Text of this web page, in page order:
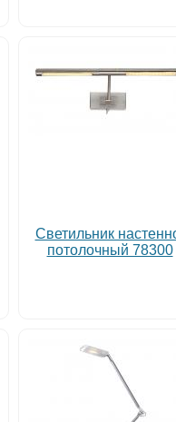
Светильник
потолочный 78300